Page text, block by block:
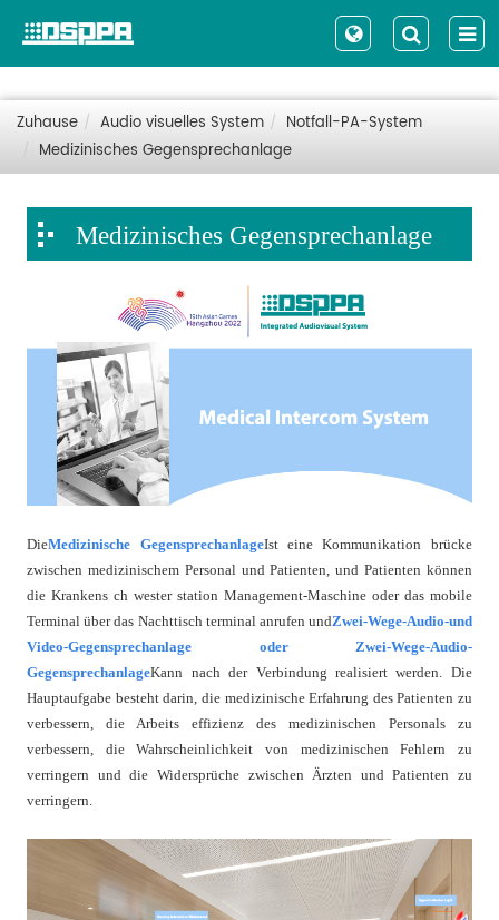
Zuhause Audio visuelles System
Notfall-PA-System
Medizinisches Gegensprechanlage
Medizinisches Gegensprechanlage
DieMedizinische GegensprechanlageIst eine Kommunikation brücke
zwischen medizinischem Personal und Patienten, und Patienten können
die Krankens ch wester station Management-Maschine oder das mobile
Terminal über das Nachttisch terminal anrufen undZwei-Wege-Audio-und
Video-Gegensprechanlage oder Zwei-Wege-Audio-
GegensprechanlageKann nach der Verbindung realisiert werden. Die
Hauptaufgabe besteht darin, die medizinische Erfahrung des Patienten zu
verbessern, die Arbeits effizienz des medizinischen Personals zu
verbessern, die Wahrscheinlichkeit von medizinischen Fehlern zu
verringern und die Widersprüche zwischen Ärzten und Patienten zu
verringern.